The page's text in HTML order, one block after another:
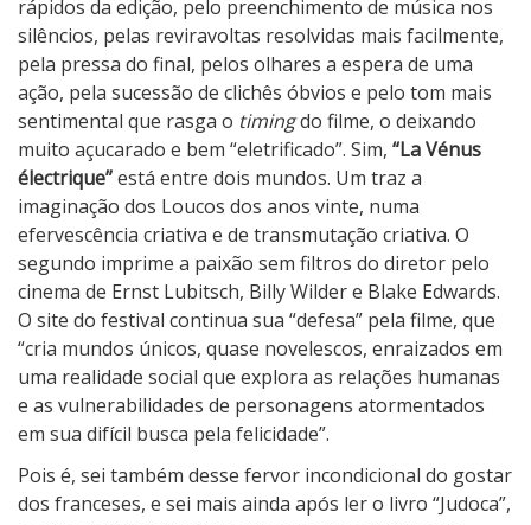
rápidos da edição, pelo preenchimento de música nos
silêncios, pelas reviravoltas resolvidas mais facilmente,
pela pressa do final, pelos olhares a espera de uma
ação, pela sucessão de clichês óbvios e pelo tom mais
sentimental que rasga o timingdo filme, o deixando
muito açucarado e bem “eletrificado”. Sim, “La Vénus
électrique”está entre dois mundos. Um traz a
imaginação dos Loucos dos anos vinte, numa
efervescência criativa e de transmutação criativa. O
segundo imprime a paixão sem filtros do diretor pelo
cinema de Ernst Lubitsch, Billy Wilder e Blake Edwards.
O site do festival continua sua “defesa” pela filme, que
“cria mundos únicos, quase novelescos, enraizados em
uma realidade social que explora as relações humanas
e as vulnerabilidades de personagens atormentados
em sua difícil busca pela felicidade”.
Pois é, sei também desse fervor incondicional do gostar
dos franceses, e sei mais ainda após ler o livro “Judoca”,